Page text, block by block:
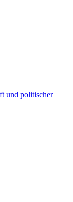
und politischer